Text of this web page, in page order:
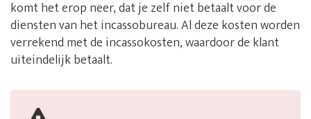
komt het erop neer, dat je zelf niet betaalt voor de
diensten van het incassobureau. Al deze kosten worden
verrekend met de incassokosten, waardoor de klant
uiteindelijk betaalt.